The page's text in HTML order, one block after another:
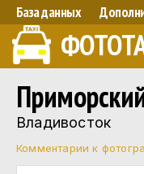
База данных
Владивосток
Комментарии к